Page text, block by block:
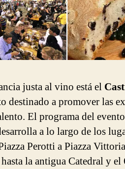
justa al vino está el
destinado a promover las
El programa del
a lo largo de los
Perotti a Piazza
la antigua Catedral y el